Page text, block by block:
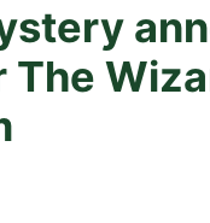
The